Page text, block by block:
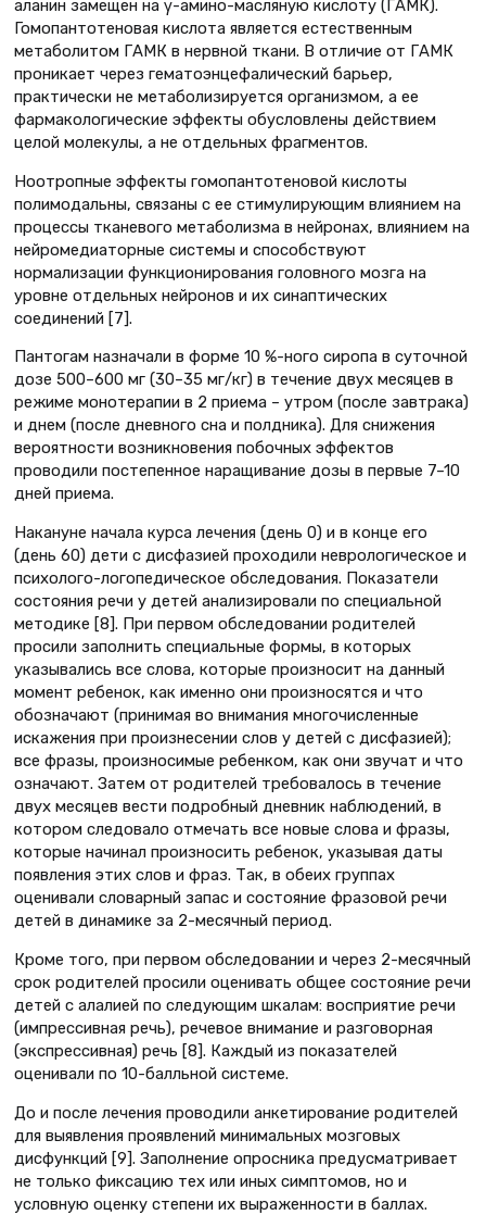
аланин замещен на γ-амино-масляную кислоту (ГАМК).
Гомопантотеновая кислота является естественным
метаболитом ГАМК в нервной ткани. В отличие от ГАМК
проникает через гематоэнцефалический барьер,
практически не метаболизируется организмом, а ее
фармакологические эффекты обусловлены действием
целой молекулы, а не отдельных фрагментов.
Ноотропные эффекты гомопантотеновой кислоты
полимодальны, связаны с ее стимулирующим влиянием на
процессы тканевого метаболизма в нейронах, влиянием на
нейромедиаторные системы и способствуют
нормализации функционирования головного мозга на
уровне отдельных нейронов и их синаптических
соединений [7].
Пантогам назначали в форме 10 %-ного сиропа в суточной
дозе 500–600 мг (30–35 мг/кг) в течение двух месяцев в
режиме монотерапии в 2 приема – утром (после завтрака)
и днем (после дневного сна и полдника). Для снижения
вероятности возникновения побочных эффектов
проводили постепенное наращивание дозы в первые 7–10
дней приема.
Накануне начала курса лечения (день 0) и в конце его
(день 60) дети с дисфазией проходили неврологическое и
психолого-логопедическое обследования. Показатели
состояния речи у детей анализировали по специальной
методике [8]. При первом обследовании родителей
просили заполнить специальные формы, в которых
указывались все слова, которые произносит на данный
момент ребенок, как именно они произносятся и что
обозначают (принимая во внимания многочисленные
искажения при произнесении слов у детей с дисфазией);
все фразы, произносимые ребенком, как они звучат и что
означают. Затем от родителей требовалось в течение
двух месяцев вести подробный дневник наблюдений, в
котором следовало отмечать все новые слова и фразы,
которые начинал произносить ребенок, указывая даты
появления этих слов и фраз. Так, в обеих группах
оценивали словарный запас и состояние фразовой речи
детей в динамике за 2-месячный период.
Кроме того, при первом обследовании и через 2-месячный
срок родителей просили оценивать общее состояние речи
детей с алалией по следующим шкалам: восприятие речи
(импрессивная речь), речевое внимание и разговорная
(экспрессивная) речь [8]. Каждый из показателей
оценивали по 10-балльной системе.
До и после лечения проводили анкетирование родителей
для выявления проявлений минимальных мозговых
дисфункций [9]. Заполнение опросника предусматривает
не только фиксацию тех или иных симптомов, но и
условную оценку степени их выраженности в баллах.